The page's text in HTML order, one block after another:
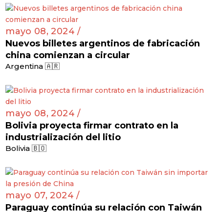
mayo 08, 2024 /
Nuevos billetes argentinos de fabricación
china comienzan a circular
Argentina 🇦🇷
mayo 08, 2024 /
Bolivia proyecta firmar contrato en la
industrialización del litio
Bolivia 🇧🇴
mayo 07, 2024 /
Paraguay continúa su relación con Taiwán